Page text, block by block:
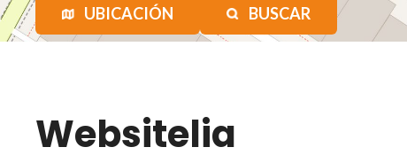
UBICACIÓN BUSCAR
Websitelia